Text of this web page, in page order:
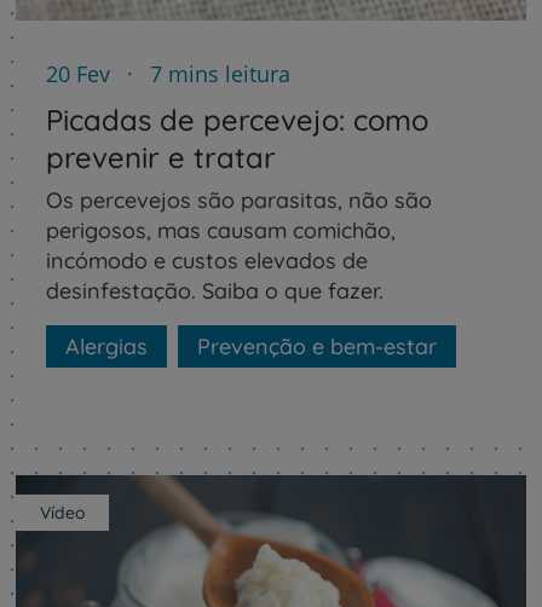
20 Fev 7 mins leitura
Picadas de percevejo: como
prevenir e tratar
Os percevejos são parasitas, não são
perigosos, mas causam comichão,
incómodo e custos elevados de
desinfestação. Saiba o que fazer.
Alergias
Prevenção e bem-estar
Vídeo